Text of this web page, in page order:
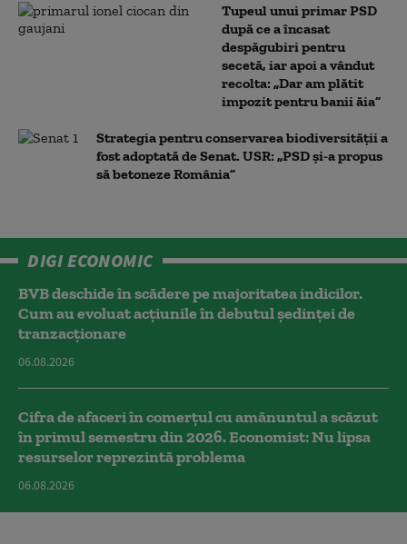
Tupeul unui primar PSD
după ce a încasat
despăgubiri pentru
secetă, iar apoi a vândut
recolta: „Dar am plătit
impozit pentru banii ăia”
Strategia pentru conservarea biodiversității a
fost adoptată de Senat. USR: „PSD și-a propus
să betoneze România”
DIGI ECONOMIC
BVB deschide în scădere pe majoritatea indicilor.
Cum au evoluat acțiunile în debutul ședinței de
tranzacționare
06.08.2026
Cifra de afaceri în comerțul cu amănuntul a scăzut
în primul semestru din 2026. Economist: Nu lipsa
resurselor reprezintă problema
06.08.2026